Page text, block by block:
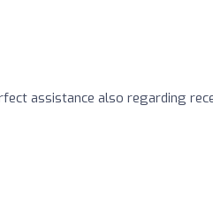
assistance also regarding